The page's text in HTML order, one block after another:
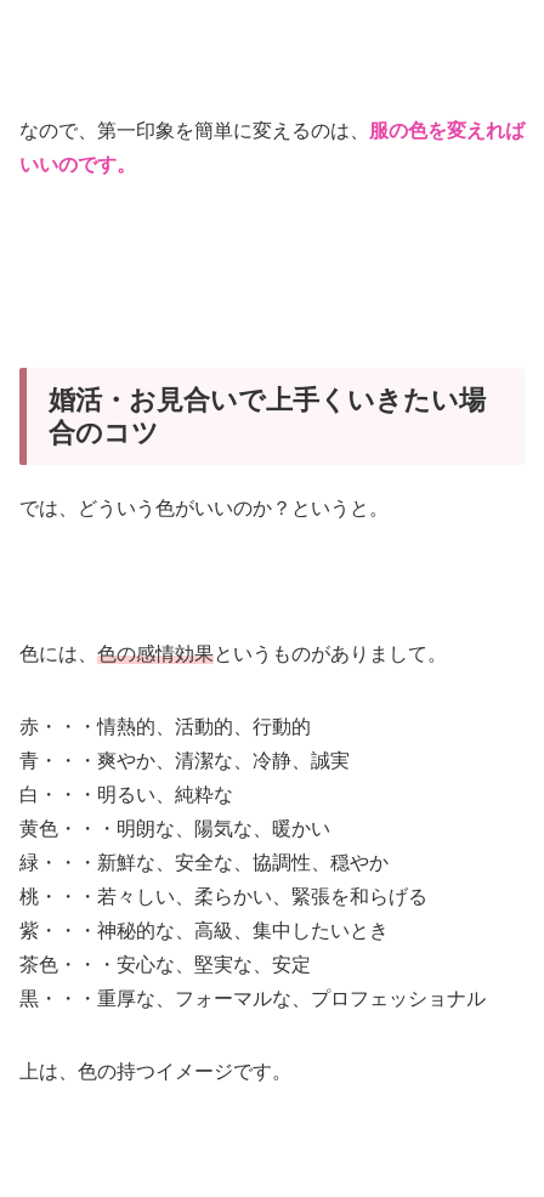
なので、第一印象を簡単に変えるのは、
服の色を変えれば
いいのです。
婚活・お見合いで上手くいきたい場
合のコツ
では、どういう色がいいのか？というと。
色には、 色の感情効果というものがありまして。
赤・・・情熱的、活動的、行動的
青・・・爽やか、清潔な、冷静、誠実
白・・・明るい、純粋な
黄色・・・明朗な、陽気な、暖かい
緑・・・新鮮な、安全な、協調性、穏やか
桃・・・若々しい、柔らかい、緊張を和らげる
紫・・・神秘的な、高級、集中したいとき
茶色・・・安心な、堅実な、安定
黒・・・重厚な、フォーマルな、プロフェッショナル
上は、色の持つイメージです。